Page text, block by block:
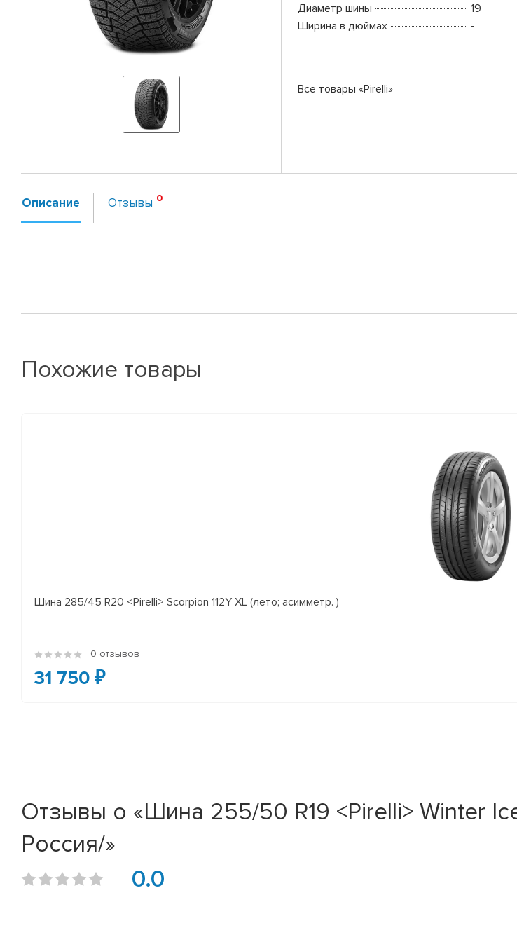
Диаметр шины
19
Ширина в дюймах
-
Все товары «Pirelli»
Описание Отзывы
Похожие товары
Шина 285/45 R20 <Pirelli> Scorpion 112Y XL (лето; асимметр. )
0 отзывов
31 750 ₽
Отзывы о «Шина 255/50 R19 <Pirelli> Winter
Россия/»
0.0